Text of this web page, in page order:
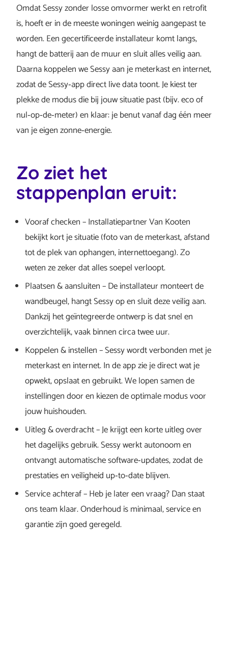
Omdat Sessy zonder losse omvormer werkt en retrofit
is, hoeft er in de meeste woningen weinig aangepast te
worden. Een gecertificeerde installateur komt langs,
hangt de batterij aan de muur en sluit alles veilig aan.
Daarna koppelen we Sessy aan je meterkast en internet,
zodat de Sessy‑app direct live data toont. Je kiest ter
plekke de modus die bij jouw situatie past (bijv. eco of
nul‑op‑de‑meter) en klaar: je benut vanaf dag één meer
van je eigen zonne‑energie.
Zo ziet het
stappenplan eruit:
Vooraf checken – Installatiepartner Van Kooten
bekijkt kort je situatie (foto van de meterkast, afstand
tot de plek van ophangen, internettoegang). Zo
weten ze zeker dat alles soepel verloopt.
Plaatsen & aansluiten – De installateur monteert de
wandbeugel, hangt Sessy op en sluit deze veilig aan.
Dankzij het geïntegreerde ontwerp is dat snel en
overzichtelijk, vaak binnen circa twee uur.
Koppelen & instellen – Sessy wordt verbonden met je
meterkast en internet. In de app zie je direct wat je
opwekt, opslaat en gebruikt. We lopen samen de
instellingen door en kiezen de optimale modus voor
jouw huishouden.
Uitleg & overdracht – Je krijgt een korte uitleg over
het dagelijks gebruik. Sessy werkt autonoom en
ontvangt automatische software‑updates, zodat de
prestaties en veiligheid up‑to‑date blijven.
Service achteraf – Heb je later een vraag? Dan staat
ons team klaar. Onderhoud is minimaal, service en
garantie zijn goed geregeld.